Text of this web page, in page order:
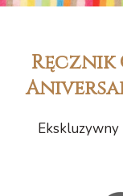
Ręcznik
Ekskluzywny